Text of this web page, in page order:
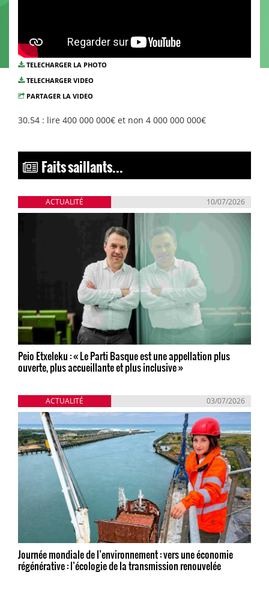
TELECHARGER LA PHOTO
TELECHARGER VIDEO
PARTAGER LA VIDEO
30.54 : lire 400 000 000€ et non 4 000 000 000€
Faits saillants...
ACTUALITÉ 10/07/2026
Peio Etxeleku : « Le Parti Basque est une appellation plus
ouverte, plus accueillante et plus inclusive »
ACTUALITÉ 03/07/2026
Journée mondiale de l’environnement : vers une économie
régénérative : l’écologie de la transmission renouvelée